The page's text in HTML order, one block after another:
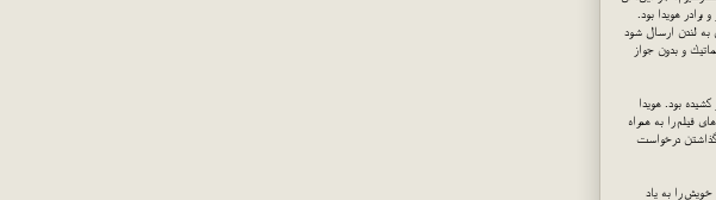
هویدا بود.
به لندن ارسال شود
كه دستور داد 4 نسخه از فیلم با پست دیپلماتیك و بدون جواز
بود. هویدا
فیلم را به همراه
گذاشتن درخواست
را به یاد